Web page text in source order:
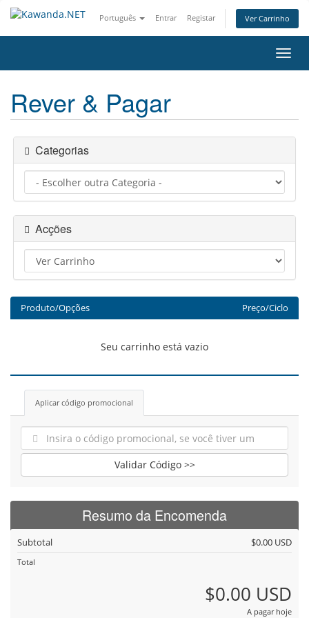
Português Entrar Registar Ver Carrinho
Rever & Pagar
Categorias
Acções
Produto/Opções Preço/Ciclo
Seu carrinho está vazio
Aplicar código promocional
Validar Código >>
Resumo da Encomenda
Subtotal $0.00 USD
Total
$0.00 USD
A pagar hoje